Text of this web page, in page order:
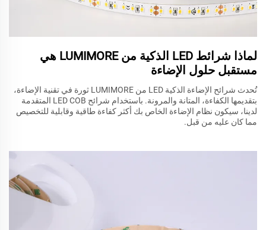
لماذا شرائط LED الذكية من LUMIMORE هي
مستقبل حلول الإضاءة
تُحدث شرائح الإضاءة الذكية LED من LUMIMORE ثورة في تقنية الإضاءة،
بتقديمها الكفاءة، المتانة والمرونة. باستخدام شرائح LED COB المتقدمة
لدينا، سيكون نظام الإضاءة الخاص بك أكثر كفاءة طاقية وقابلية للتخصيص
مما كان عليه من قبل.